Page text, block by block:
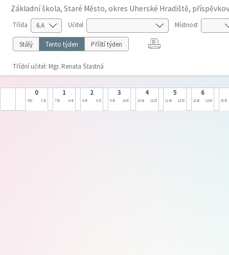
Základní škola, Staré Město, okres Uherské Hradiště,
Třída Učitel Místnost
Stálý Tento týden Příští týden
Třídní učitel: Mgr. Renata Šťastná
0
7:00 7:35
1
7:55 8:40
2
8:50 9:35
3
9:45 10:30
4
10:40 11:25
5
11:45 12:30
6
12:45 13:30 13:35